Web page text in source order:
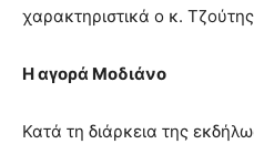
χαρακτηριστικά ο κ.
Η αγορά Μοδιάνο
Κατά τη διάρκεια της